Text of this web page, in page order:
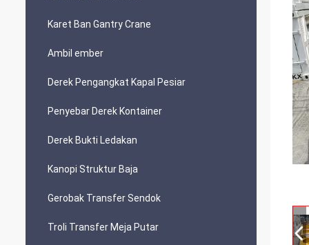
Karet Ban Gantry Crane
Ambil ember
Derek Pengangkat Kapal Pesiar
Penyebar Derek Kontainer
Derek Bukti Ledakan
Kanopi Struktur Baja
Gerobak Transfer Sendok
Troli Transfer Meja Putar